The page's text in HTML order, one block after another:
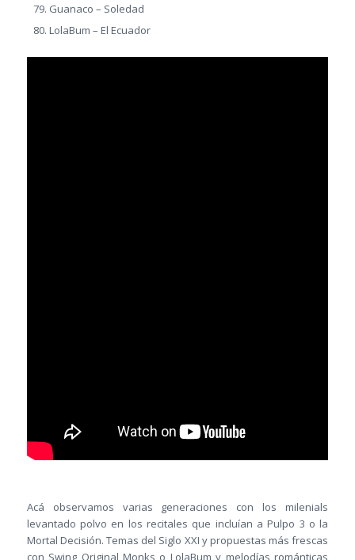
Guanaco – Soledad
LolaBum – El Ecuador
Acá observamos varias generaciones con los milenials
levantado polvo en los recitales que incluían a Pulpo 3 o la
Mortal Decisión. Temas del Siglo XXI y propuestas más frescas
con Swing Original Monks o LolaBum y melodías románticas